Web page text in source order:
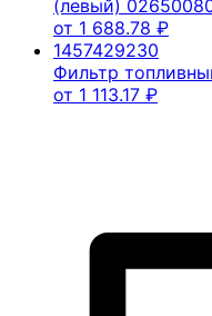
(левый)
от 1 688.78 ₽
1457429230
Фильтр
от 1 113.17 ₽